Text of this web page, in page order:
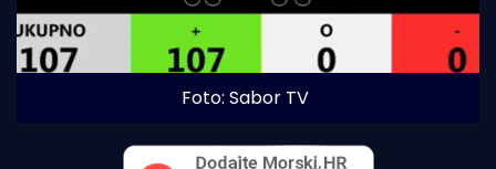
Foto: Sabor TV